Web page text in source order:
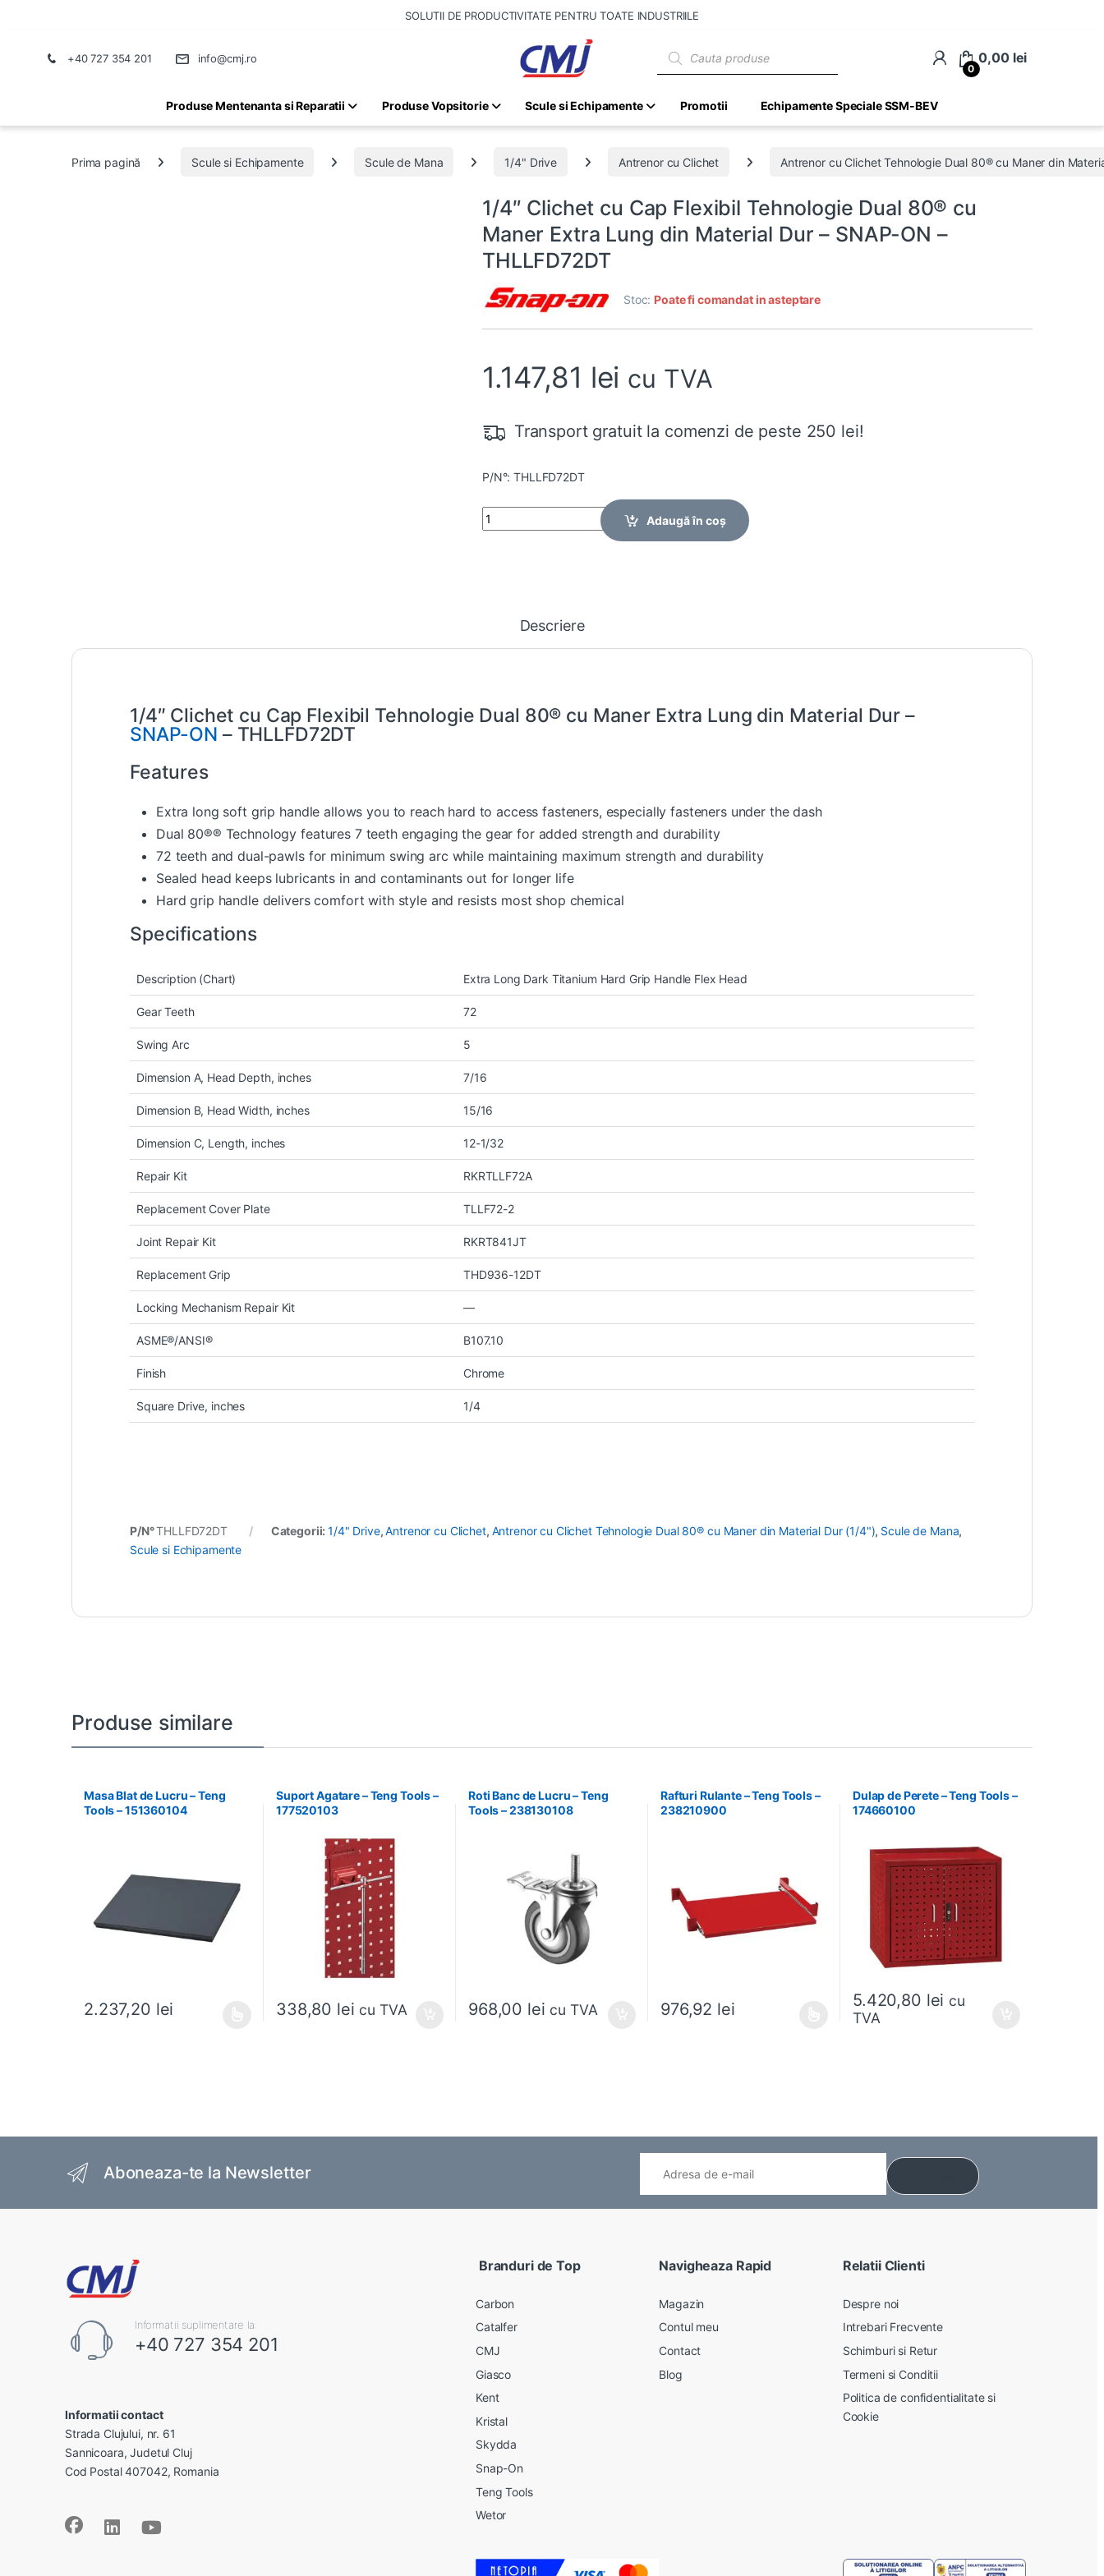
SOLUTII DE PRODUCTIVITATE PENTRU TOATE INDUSTRIILE
+40 727 354 201 info@cmj.ro
0
0,00 lei
Produse Mentenanta si Reparatii Produse Vopsitorie Scule si Echipamente Promotii Echipamente Speciale SSM-BEV
Prima pagină Scule si Echipamente Scule de Mana 1/4" Drive Antrenor cu Clichet Antrenor cu Clichet Tehnologie Dual 80® cu Maner din
1/4″ Clichet cu Cap Flexibil Tehnologie Dual 80® cu
Maner Extra Lung din Material Dur – SNAP-ON –
THLLFD72DT
Stoc: Poate fi comandat in asteptare
1.147,81 lei cu TVA
Transport gratuit la comenzi de peste 250 lei!
P/N°: THLLFD72DT
Quantity
Adaugă în coș
Descriere
1/4″ Clichet cu Cap Flexibil Tehnologie Dual 80® cu Maner Extra Lung din Material Dur –
SNAP-ON – THLLFD72DT
Features
Extra long soft grip handle allows you to reach hard to access fasteners, especially fasteners under the dash
Dual 80®® Technology features 7 teeth engaging the gear for added strength and durability
72 teeth and dual-pawls for minimum swing arc while maintaining maximum strength and durability
Sealed head keeps lubricants in and contaminants out for longer life
Hard grip handle delivers comfort with style and resists most shop chemical
Specifications
Description (Chart) Extra Long Dark Titanium Hard Grip Handle Flex Head
Gear Teeth 72
Swing Arc 5
Dimension A, Head Depth, inches 7/16
Dimension B, Head Width, inches 15/16
Dimension C, Length, inches 12-1/32
Repair Kit RKRTLLF72A
Replacement Cover Plate TLLF72-2
Joint Repair Kit RKRT841JT
Replacement Grip THD936-12DT
Locking Mechanism Repair Kit —
ASME®/ANSI® B107.10
Finish Chrome
Square Drive, inches 1/4
P/N°THLLFD72DT Categorii:1/4" Drive,Antrenor cu Clichet, Antrenor cu Clichet Tehnologie Dual 80® cu Maner din Material Dur (1/4"), Scule de Mana,
Scule si Echipamente
Produse similare
Masa Blat de Lucru – Teng
Tools – 151360104
2.237,20 lei
Suport Agatare – Teng Tools –
177520103
338,80 lei cu TVA
Roti Banc de Lucru – Teng
Tools – 238130108
968,00 lei cu TVA
Rafturi Rulante – Teng Tools –
238210900
976,92 lei
Acest produs are mai multe variații. Opțiunile pot fi alese în pagina produsului.
Dulap de Perete – Teng Tools –
174660100
5.420,80 lei cu
TVA
Aboneaza-te la Newsletter
Informatii suplimentare la:
+40 727 354 201
Informatii contact
Strada Clujului, nr. 61
Sannicoara, Judetul Cluj
Cod Postal 407042, Romania
Branduri de Top
Carbon
Catalfer
CMJ
Giasco
Kent
Kristal
Skydda
Snap-On
Teng Tools
Wetor
Navigheaza Rapid
Magazin
Contul meu
Contact
Blog
Relatii Clienti
Despre noi
Intrebari Frecvente
Schimburi si Retur
Termeni si Conditii
Politica de confidentialitate si
Cookie